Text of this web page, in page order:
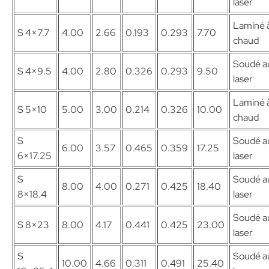
S 4×7.7 4.00 2.66 0.193 0.293 7.70
Laminé
chaud
S 4×9.5 4.00 2.80 0.326 0.293 9.50
Soudé
laser
S 5×10 5.00 3.00 0.214 0.326 10.00
Laminé
chaud
S
6×17.25
6.00 3.57 0.465 0.359 17.25
Soudé
laser
S
8×18.4
8.00 4.00 0.271 0.425 18.40
Soudé
laser
S 8×23 8.00 4.17 0.441 0.425 23.00
Soudé
laser
S
10.00 4.66 0.311 0.491 25.40
Soudé